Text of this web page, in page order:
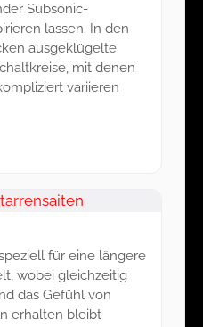
Subsonic-
lassen. In den
ausgeklügelte
mit denen
variieren
für eine längere
wobei gleichzeitig
das Gefühl von
erhalten bleibt